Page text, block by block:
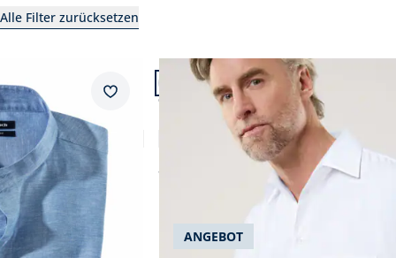
Gelb
Orange
Rot
Schwarz
Weiß
Abbrechen
kariert
minimal
gestreift
grafisch
Abbrechen
Abbrechen
Alle Filter zurücksetzen
Merkzettel
Artikel 2 von 23.
Passform Comfort Fit.
+2
Comfort Fit
Bügelfreies Hemd mit Relax-Kragen
4,8 (202)
ab
ANGEBOT